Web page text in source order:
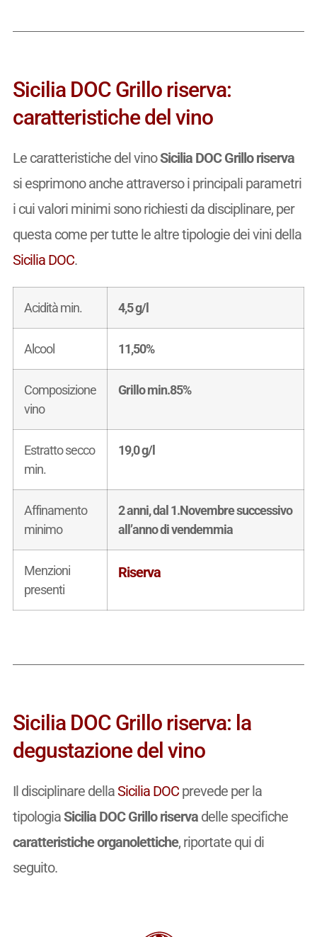
Sicilia DOC Grillo riserva:
caratteristiche del vino
Le caratteristiche del vinoSicilia DOC Grillo riserva
si esprimono anche attraverso i principali parametri
i cui valori minimi sono richiesti da disciplinare, per
questa come per tutte le altre tipologie dei vini della
Sicilia DOC.
Acidità min. 4,5 g/l
Alcool 11,50%
Composizione
vino
Grillo min.85%
Estratto secco
min.
19,0 g/l
Affinamento
minimo
2 anni, dal 1.Novembre successivo
all’anno di vendemmia
Menzioni
presenti
Riserva
Sicilia DOC Grillo riserva: la
degustazione del vino
Il disciplinare dellaSicilia DOCprevede per la
tipologiaSicilia DOC Grillo riservadelle specifiche
caratteristiche organolettiche, riportate qui di
seguito.